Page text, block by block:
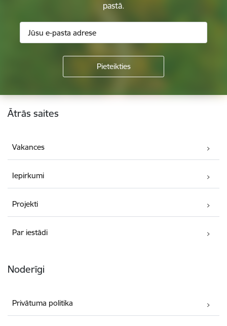
pastā.
Kājene
Ātrās saites
Vakances
Iepirkumi
Projekti
Par iestādi
Noderīgi
Privātuma politika